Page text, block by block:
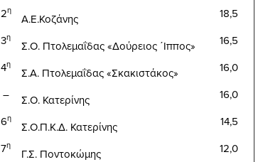
2η
Α.Ε.Κοζάνης
18,5
3η
Σ.Ο. Πτολεμαΐδας «Δούρειος ΄Ιππος»
16,5
4η
Σ.Α. Πτολεμαΐδας «Σκακιστάκος»
16,0
–
Σ.Ο. Κατερίνης
16,0
6η
Σ.Ο.Π.Κ.Δ. Κατερίνης
14,5
7η
Γ.Σ. Ποντοκώμης
12,0